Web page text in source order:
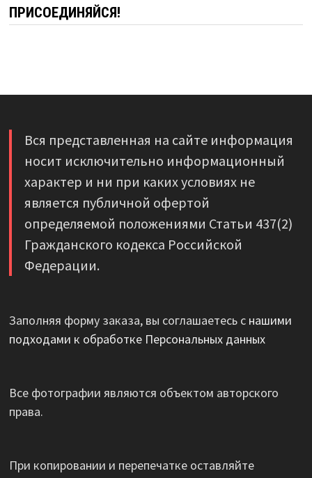
ПРИСОЕДИНЯЙСЯ!
Вся представленная на сайте информация
носит исключительно информационный
характер и ни при каких условиях не
является публичной офертой
определяемой положениями Статьи 437(2)
Гражданского кодекса Российской
Федерации.
Заполняя форму заказа, вы соглашаетесь с нашими
подходами к обработке Персональных данных
Все фотографии являются объектом авторского
права.
При копировании и перепечатке оставляйте